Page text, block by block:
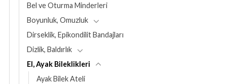
Bel ve Oturma Minderleri
Boyunluk, Omuzluk
Dirseklik, Epikondilit Bandajları
Dizlik, Baldırlık
El, Ayak Bileklikleri
Ayak Bilek Ateli